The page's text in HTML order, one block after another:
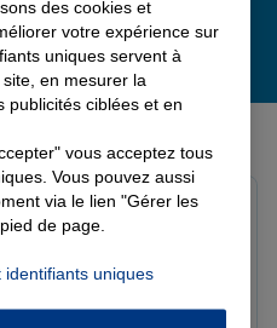
agences Allianz
des cookies et
votre expérience sur
uniques servent à
en mesurer la
publicités ciblées et en
vous acceptez tous
Vous pouvez aussi
via le lien "Gérer les
de page.
uniques